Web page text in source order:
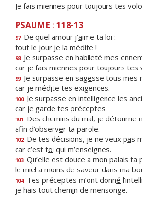
Je fais miennes pour toujours tes
PSAUME : 118-13
97 De quel amour j’aime ta loi :
tout le jour je la médite !
98 Je surpasse en habileté mes
car je fais miennes pour toujours tes
99 Je surpasse en sagesse tous mes
car je médite tes exigences.
100 Je surpasse en intelligence les
car je garde tes préceptes.
101 Des chemins du mal, je détourne
afin d’observer ta parole.
102 De tes décisions, je ne veux pas
car c’est toi qui m’enseignes.
103 Qu’elle est douce à mon palais ta
le miel a moins de saveur dans ma
104 Tes préceptes m’ont donné
je hais tout chemin de mensonge.